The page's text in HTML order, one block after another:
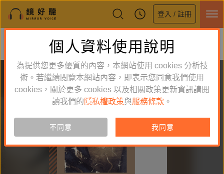
登入 / 註冊
鏡好聽全新APP上線
體驗全面升級，即刻下載
個人資料使用說明
為提供您更多優質的內容，本網站使用 cookies 分析技
術。若繼續閱覽本網站內容，即表示您同意我們使用
cookies，關於更多 cookies 以及相關政策更新資訊請閱
讀我們的 隱私權政策與服務條款 。
不同意 我同意